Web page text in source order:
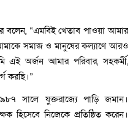
বলেন, “এমবিই খেতাব পাওয়া আমার
সমাজ ও মানুষের কল্যাণে আরও
এই অর্জন আমার পরিবার, সহকর্মী,
করছি।”
সালে যুক্তরাজ্যে পাড়ি জমান।
হিসেবে নিজেকে প্রতিষ্ঠিত করেন।